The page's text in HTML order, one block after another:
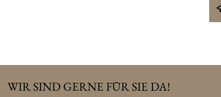
WIR SIND GERNE FÜR SIE DA!